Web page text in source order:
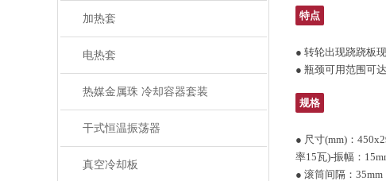
加热套
电热套
热媒金属珠 冷却容器套装
干式恒温振荡器
真空冷却板
特点
● 转轮出现跷跷板
● 瓶颈可用范围可
规格
● 尺寸(mm)：
率15瓦)-振幅：
● 滚筒间隔：35mm